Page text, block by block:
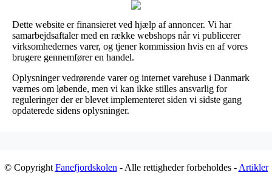
Dette website er finansieret ved hjælp af annoncer. Vi har
samarbejdsaftaler med en række webshops når vi publicerer
virksomhedernes varer, og tjener kommission hvis en af vores
brugere gennemfører en handel.
Oplysninger vedrørende varer og internet varehuse i Danmark
værnes om løbende, men vi kan ikke stilles ansvarlig for
reguleringer der er blevet implementeret siden vi sidste gang
opdaterede sidens oplysninger.
© Copyright Fanefjordskolen - Alle rettigheder forbeholdes - Artikler